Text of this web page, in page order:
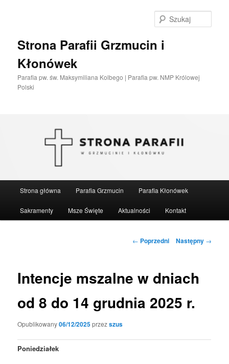
Strona Parafii Grzmucin i
Kłonówek
Parafia pw. św. Maksymiliana Kolbego | Parafia pw. NMP Królowej
Polski
Strona główna Parafia Grzmucin Parafia Kłonówek
Sakramenty Msze Święte Aktualności Kontakt
Nawigacja
← Poprzedni Następny →
Intencje mszalne w dniach
od 8 do 14 grudnia 2025 r.
Opublikowany06/12/2025przezszus
Poniedziałek